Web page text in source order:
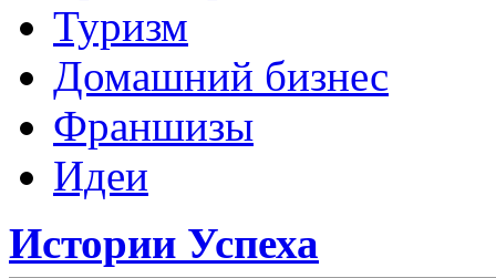
Туризм
Домашний бизнес
Франшизы
Идеи
Истории Успеха